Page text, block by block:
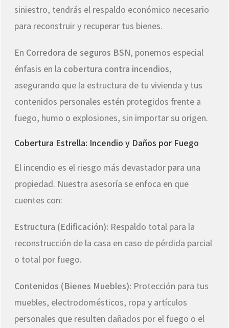
siniestro, tendrás el respaldo económico necesario
para reconstruir y recuperar tus bienes.
En Corredora de seguros BSN, ponemos especial
énfasis en la cobertura contra incendios,
asegurando que la estructura de tu vivienda y tus
contenidos personales estén protegidos frente a
fuego, humo o explosiones, sin importar su origen.
Cobertura Estrella: Incendio y Daños por Fuego
El incendio es el riesgo más devastador para una
propiedad. Nuestra asesoría se enfoca en que
cuentes con:
Estructura (Edificación): Respaldo total para la
reconstrucción de la casa en caso de pérdida parcial
o total por fuego.
Contenidos (Bienes Muebles): Protección para tus
muebles, electrodomésticos, ropa y artículos
personales que resulten dañados por el fuego o el